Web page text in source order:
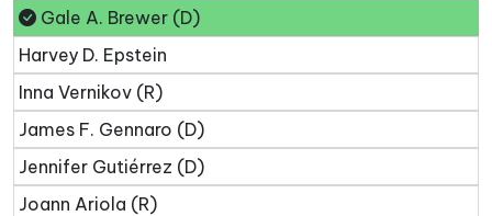
Gale A. Brewer (D)
Harvey D. Epstein
Inna Vernikov (R)
James F. Gennaro (D)
Jennifer Gutiérrez (D)
Joann Ariola (R)